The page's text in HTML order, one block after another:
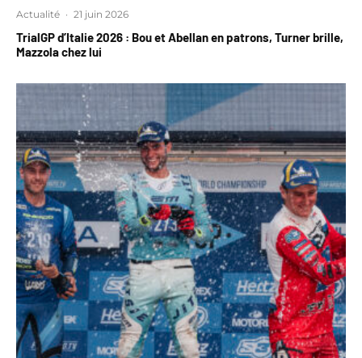
Actualité · 21 juin 2026
TrialGP d’Italie 2026 : Bou et Abellan en patrons, Turner brille,
Mazzola chez lui